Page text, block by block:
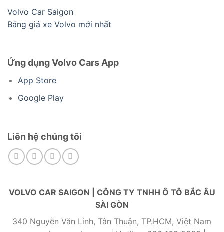
Volvo Car Saigon
Bảng giá xe Volvo mới nhất
Ứng dụng Volvo Cars App
App Store
Google Play
Liên hệ chúng tôi
VOLVO CAR SAIGON | CÔNG TY TNHH Ô TÔ BẮC ÂU
SÀI GÒN
340 Nguyễn Văn Linh, Tân Thuận, TP.HCM, Việt Nam